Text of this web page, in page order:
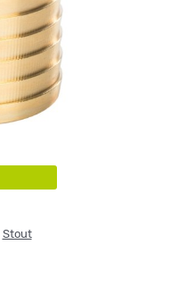
Stout